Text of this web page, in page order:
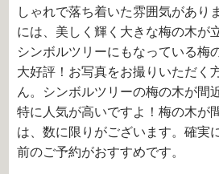
しゃれで落ち着いた雰囲気があり
には、美しく輝く大きな梅の木が
シンボルツリーにもなっている梅
大好評！お写真をお撮りいただく
ん。シンボルツリーの梅の木が間
特に人気が高いですよ！梅の木が
は、数に限りがございます。確実
前のご予約がおすすめです。